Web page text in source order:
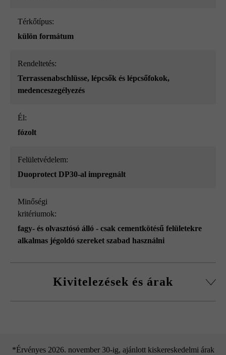
Térkőtípus:
külön formátum
Rendeltetés:
Terrassenabschlüsse, lépcsők és lépcsőfokok,
medenceszegélyezés
él:
fózolt
Felületvédelem:
Duoprotect DP30-al impregnált
Minőségi
kritériumok:
fagy- és olvasztósó álló - csak cementkötésű felületekre
alkalmas jégoldó szereket szabad használni
Kivitelezések és árak
*Érvényes 2026. november 30-ig, ajánlott kiskereskedelmi árak